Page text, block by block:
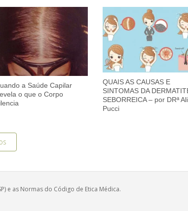
a Saúde Capilar
o que o Corpo
QUAIS AS CAUSAS E
SINTOMAS DA
SEBORREICA – por DRª
Pucci
e as Normas do Código de Etica Médica.